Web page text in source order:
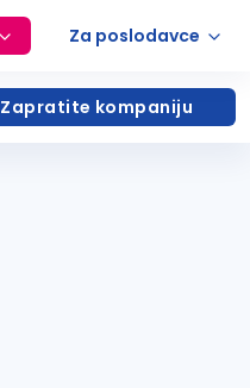
Za poslodavce
Zapratite kompaniju